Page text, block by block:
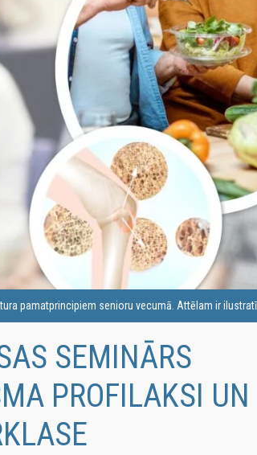
pamatprincipiem senioru vecumā. Attēlam ir
SEMINĀRS
PROFILAKSI UN